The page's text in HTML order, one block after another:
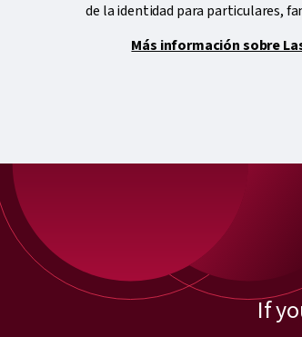
de la identidad para particulares,
Más información sobre
If